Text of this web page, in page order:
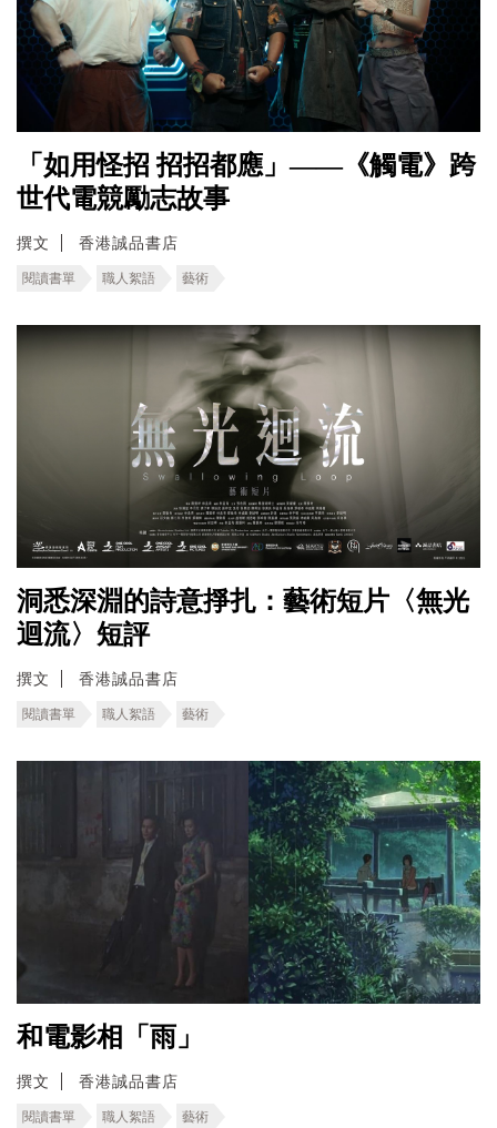
「如用怪招 招招都應」——《觸電》跨
世代電競勵志故事
撰文 香港誠品書店
閱讀書單 職人絮語 藝術
洞悉深淵的詩意掙扎：藝術短片〈無光
迴流〉短評
撰文 香港誠品書店
閱讀書單 職人絮語 藝術
和電影相「雨」
撰文 香港誠品書店
閱讀書單 職人絮語 藝術